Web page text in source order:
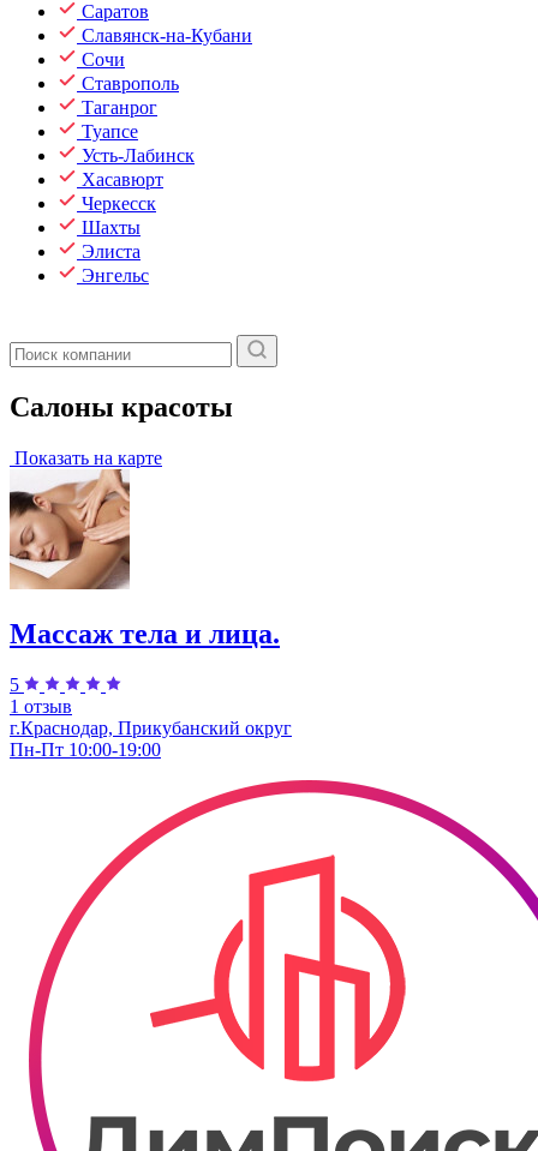
Саратов
Славянск-на-Кубани
Сочи
Ставрополь
Таганрог
Туапсе
Усть-Лабинск
Хасавюрт
Черкесск
Шахты
Элиста
Энгельс
Салоны красоты
Показать на карте
Массаж тела и лица.
5
1 отзыв
г.Краснодар, Прикубанский округ
Пн-Пт 10:00-19:00